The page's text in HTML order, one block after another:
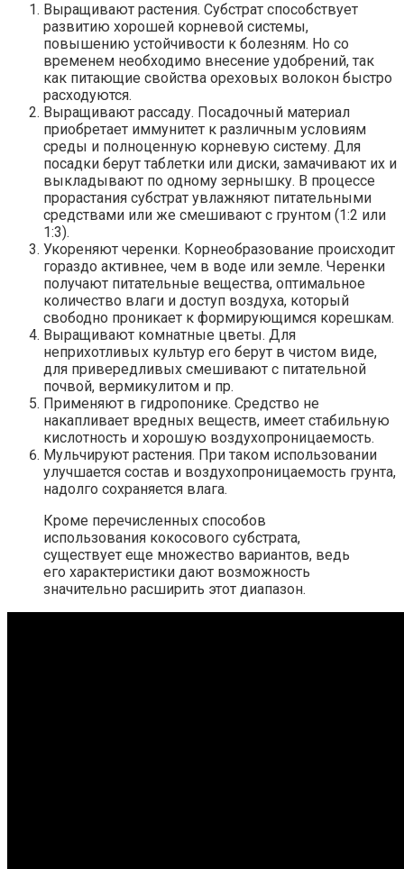
Выращивают растения. Субстрат способствует
развитию хорошей корневой системы,
повышению устойчивости к болезням. Но со
временем необходимо внесение удобрений, так
как питающие свойства ореховых волокон быстро
расходуются.
Выращивают рассаду. Посадочный материал
приобретает иммунитет к различным условиям
среды и полноценную корневую систему. Для
посадки берут таблетки или диски, замачивают их и
выкладывают по одному зернышку. В процессе
прорастания субстрат увлажняют питательными
средствами или же смешивают с грунтом (1:2 или
1:3).
Укореняют черенки. Корнеобразование происходит
гораздо активнее, чем в воде или земле. Черенки
получают питательные вещества, оптимальное
количество влаги и доступ воздуха, который
свободно проникает к формирующимся корешкам.
Выращивают комнатные цветы. Для
неприхотливых культур его берут в чистом виде,
для привередливых смешивают с питательной
почвой, вермикулитом и пр.
Применяют в гидропонике. Средство не
накапливает вредных веществ, имеет стабильную
кислотность и хорошую воздухопроницаемость.
Мульчируют растения. При таком использовании
улучшается состав и воздухопроницаемость грунта,
надолго сохраняется влага.
Кроме перечисленных способов
использования кокосового субстрата,
существует еще множество вариантов, ведь
его характеристики дают возможность
значительно расширить этот диапазон.